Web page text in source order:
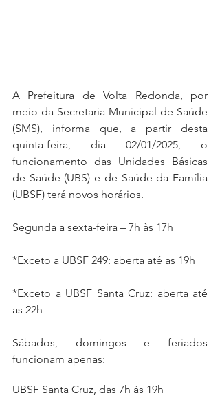
A Prefeitura de Volta Redonda, por
meio da Secretaria Municipal de Saúde
(SMS), informa que, a partir desta
quinta-feira, dia 02/01/2025, o
funcionamento das Unidades Básicas
de Saúde (UBS) e de Saúde da Família
(UBSF) terá novos horários.
Segunda a sexta-feira – 7h às 17h
*Exceto a UBSF 249: aberta até as 19h
*Exceto a UBSF Santa Cruz: aberta até
as 22h
Sábados, domingos e feriados
funcionam apenas:
UBSF Santa Cruz, das 7h às 19h